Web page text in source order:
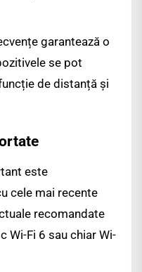
garantează o
se pot
de distanță și
este
cele mai recente
recomandate
Wi-Fi 6 sau chiar Wi-